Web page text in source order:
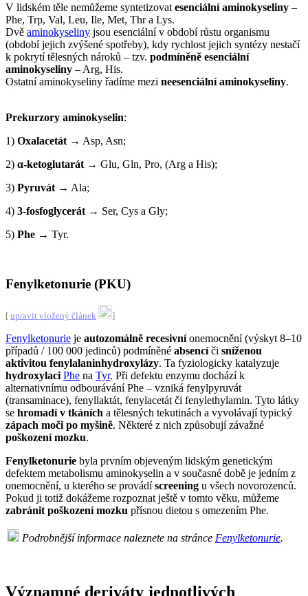
V lidském těle nemůžeme syntetizovat esenciální aminokyseliny –
Phe, Trp, Val, Leu, Ile, Met, Thr a Lys.
Dvě aminokyseliny jsou esenciální v období růstu organismu
(období jejich zvýšené spotřeby), kdy rychlost jejich syntézy nestačí
k pokrytí tělesných nároků – tzv. podmíněně esenciální
aminokyseliny – Arg, His.
Ostatní aminokyseliny řadíme mezi neesenciální aminokyseliny.
Prekurzory aminokyselin:
1) Oxalacetát → Asp, Asn;
2) α-ketoglutarát → Glu, Gln, Pro, (Arg a His);
3) Pyruvát → Ala;
4) 3-fosfoglycerát → Ser, Cys a Gly;
5) Phe → Tyr.
Fenylketonurie (PKU)
[ upravit vložený článek ]
Fenylketonurie je autozomálně recesivníonemocnění (výskyt 8–10
případů / 100 000 jedinců) podmíněné absencíči sníženou
aktivitou fenylalaninhydroxylázy. Ta fyziologicky katalyzuje
hydroxylaci Phe na Tyr. Při defektu enzymu dochází k
alternativnímu odbourávání Phe – vzniká fenylpyruvát
(transaminace), fenyllaktát, fenylacetát či fenylethylamin. Tyto látky
se hromadí v tkáních a tělesných tekutinách a vyvolávají typický
zápach moči po myšině. Některé z nich způsobují závažné
poškození mozku.
Fenylketonurie byla prvním objeveným lidským genetickým
defektem metabolismu aminokyselin a v současné době je jedním z
onemocnění, u kterého se provádíscreening u všech novorozenců.
Pokud ji totiž dokážeme rozpoznat ještě v tomto věku, můžeme
zabránit poškození mozku přísnou dietou s omezením Phe.
Podrobnější informace naleznete na stránce Fenylketonurie.
Významné deriváty jednotlivých